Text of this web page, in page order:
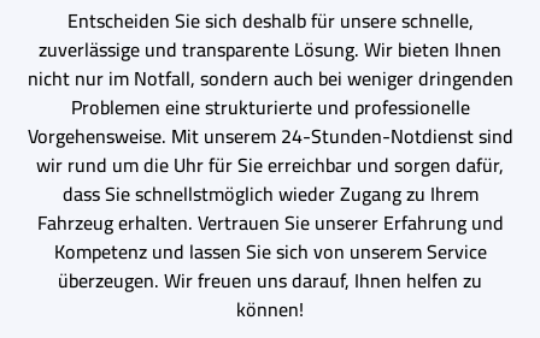
Entscheiden Sie sich deshalb für unsere schnelle,
zuverlässige und transparente Lösung. Wir bieten Ihnen
nicht nur im Notfall, sondern auch bei weniger dringenden
Problemen eine strukturierte und professionelle
Vorgehensweise. Mit unserem 24-Stunden-Notdienst sind
wir rund um die Uhr für Sie erreichbar und sorgen dafür,
dass Sie schnellstmöglich wieder Zugang zu Ihrem
Fahrzeug erhalten. Vertrauen Sie unserer Erfahrung und
Kompetenz und lassen Sie sich von unserem Service
überzeugen. Wir freuen uns darauf, Ihnen helfen zu
können!